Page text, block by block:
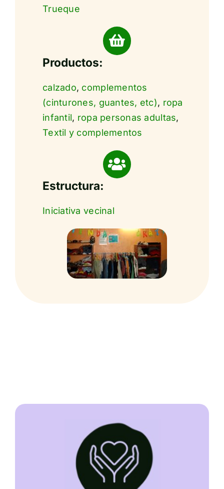
Trueque
Productos:
calzado, complementos
(cinturones, guantes, etc), ropa
infantil, ropa personas adultas,
Textil y complementos
Estructura:
Iniciativa vecinal